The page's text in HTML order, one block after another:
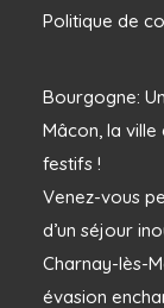
Politique de
Bourgogne:
Mâcon, la
festifs !
Venez-vous
d’un séjour
Charnay-lès-
évasion